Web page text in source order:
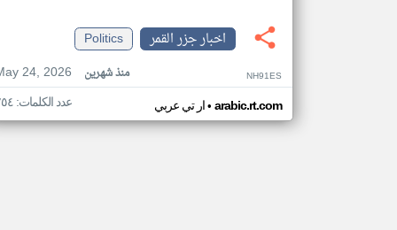
اخبار جزر القمر
Politics
24, 2026
منذ شهرين NH91ES
ار تي عربي• arabic.rt.com عدد الكلمات: ٢٥٤